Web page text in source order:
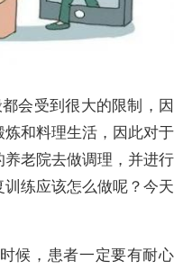
会受到很大的限制，因
和料理生活，因此对于
老院去做调理，并进行
练应该怎么做呢？今天
候，患者一定要有耐心